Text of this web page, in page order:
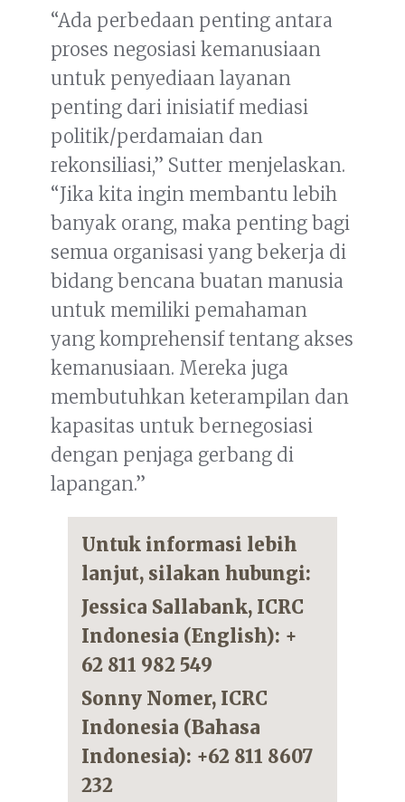
“Ada perbedaan penting antara
proses negosiasi kemanusiaan
untuk penyediaan layanan
penting dari inisiatif mediasi
politik/perdamaian dan
rekonsiliasi,” Sutter menjelaskan.
“Jika kita ingin membantu lebih
banyak orang, maka penting bagi
semua organisasi yang bekerja di
bidang bencana buatan manusia
untuk memiliki pemahaman
yang komprehensif tentang akses
kemanusiaan. Mereka juga
membutuhkan keterampilan dan
kapasitas untuk bernegosiasi
dengan penjaga gerbang di
lapangan.”
Untuk informasi lebih
lanjut, silakan hubungi:
Jessica Sallabank, ICRC
Indonesia (English): +
62 811 982 549
Sonny Nomer, ICRC
Indonesia (Bahasa
Indonesia): +62 811 8607
232